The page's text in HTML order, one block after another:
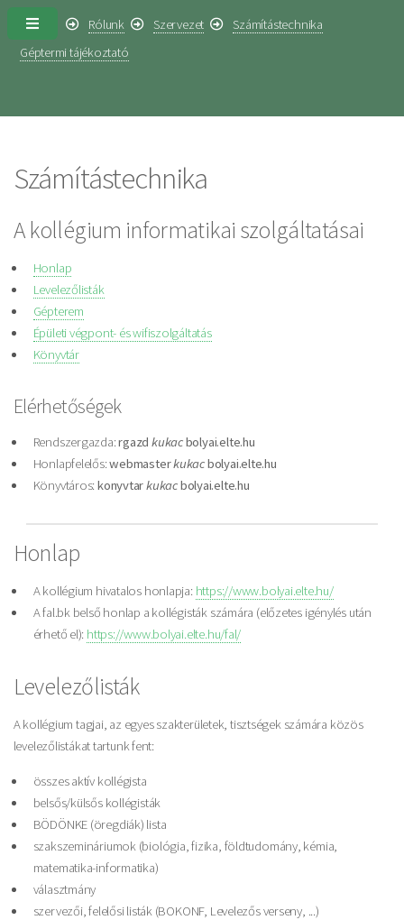
Rólunk Szervezet
Számítástechnika
Géptermi tájékoztató
Számítástechnika
A kollégium informatikai szolgáltatásai
Honlap
Levelezőlisták
Gépterem
Épületi végpont- és wifiszolgáltatás
Könyvtár
Elérhetőségek
Rendszergazda:rgazdkukacbolyai.elte.hu
Honlapfelelős:webmasterkukacbolyai.elte.hu
Könyvtáros:konyvtarkukacbolyai.elte.hu
Honlap
A kollégium hivatalos honlapja: https://www.bolyai.elte.hu/
A fal.bk belső honlap a kollégisták számára (előzetes igénylés után
érhető el): https://www.bolyai.elte.hu/fal/
Levelezőlisták
A kollégium tagjai, az egyes szakterületek, tisztségek számára közös
levelezőlistákat tartunk fent:
összes aktív kollégista
belsős/külsős kollégisták
BÖDÖNKE (öregdiák) lista
szakszemináriumok (biológia, fizika, földtudomány, kémia,
matematika-informatika)
választmány
szervezői, felelősi listák (BOKONF, Levelezős verseny, ...)